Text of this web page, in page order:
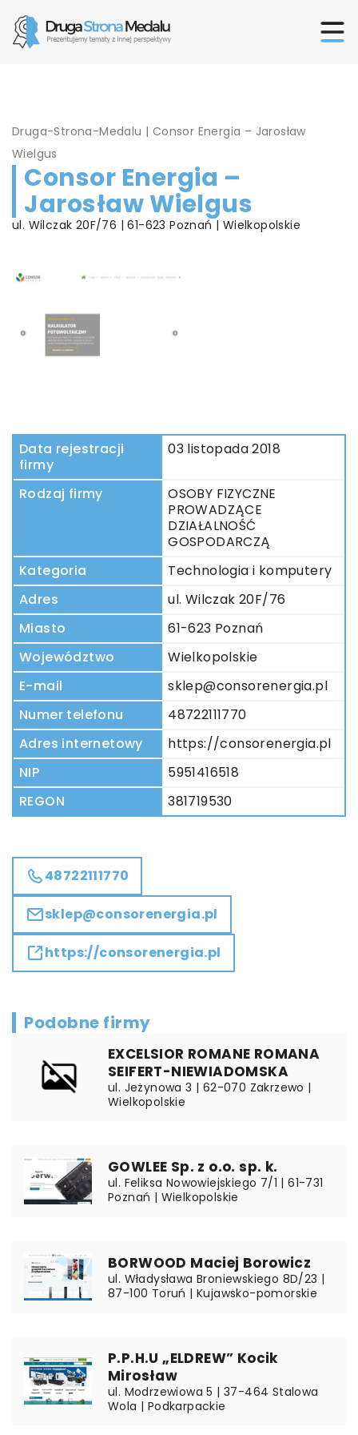
Druga-Strona-Medalu | Consor Energia – Jarosław
Wielgus
Consor Energia –
Jarosław Wielgus
ul. Wilczak 20F/76 | 61-623 Poznań | Wielkopolskie
Data rejestracji
firmy
03 listopada 2018
Rodzaj firmy
OSOBY FIZYCZNE
PROWADZĄCE
DZIAŁALNOŚĆ
GOSPODARCZĄ
Kategoria
Technologia i komputery
Adres
ul. Wilczak 20F/76
Miasto
61-623 Poznań
Województwo
Wielkopolskie
E-mail
sklep@consorenergia.pl
Numer telefonu
48722111770
Adres internetowy
https://consorenergia.pl
NIP
5951416518
REGON
381719530
48722111770
sklep@consorenergia.pl
https://consorenergia.pl
Podobne firmy
EXCELSIOR ROMANE ROMANA
SEIFERT-NIEWIADOMSKA
ul. Jeżynowa 3 | 62-070 Zakrzewo |
Wielkopolskie
GOWLEE Sp. z o.o. sp. k.
ul. Feliksa Nowowiejskiego 7/1 | 61-731
Poznań | Wielkopolskie
BORWOOD Maciej Borowicz
ul. Władysława Broniewskiego 8D/23 |
87-100 Toruń | Kujawsko-pomorskie
P.P.H.U „ELDREW” Kocik
Mirosław
ul. Modrzewiowa 5 | 37-464 Stalowa
Wola | Podkarpackie